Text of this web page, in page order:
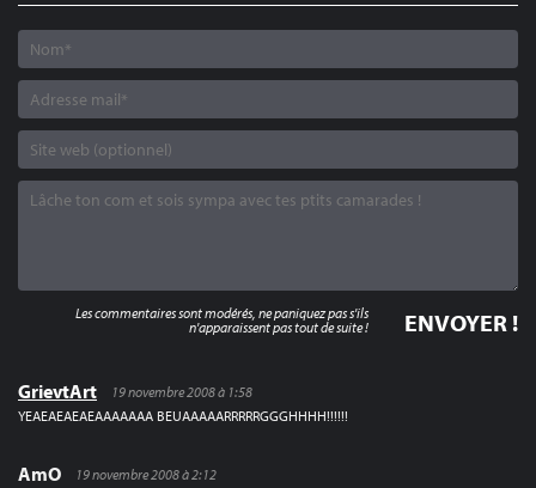
GrievtArt
19 novembre 2008 à 1:58
YEAEAEAEAEAAAAAAA BEUAAAAARRRRRGGGHHHH!!!!!!
AmO
19 novembre 2008 à 2:12
Les commentaires sont modérés, ne paniquez pas s'ils
n'apparaissent pas tout de suite !